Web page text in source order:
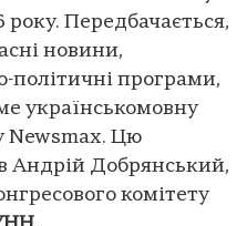
року. Передбачається,
новини,
політичні програми,
українськомовну
Newsmax. Цю
Андрій Добрянський,
комітету